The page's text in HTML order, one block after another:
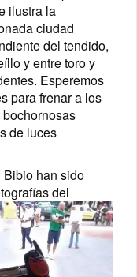
ilustra la
ciudad
del tendido,
y entre toro y
Esperemos
para frenar a los
de luces
Bibio han sido
del